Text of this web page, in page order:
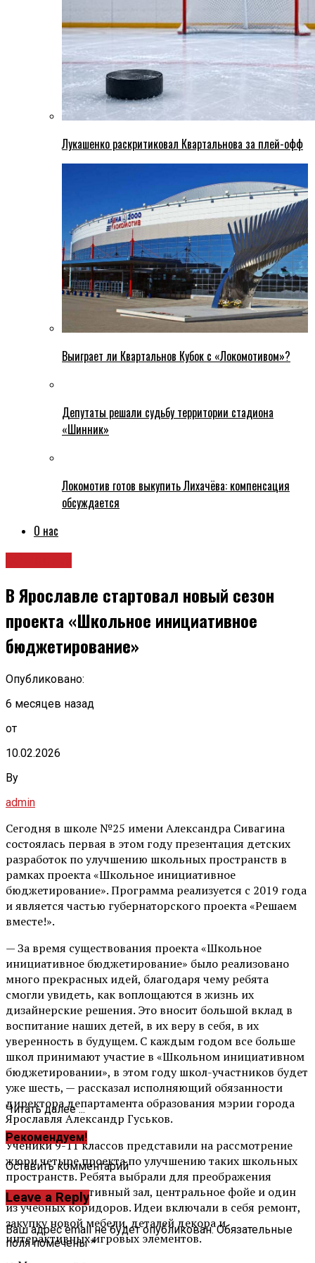
Лукашенко раскритиковал Квартальнова за плей-офф
Выиграет ли Квартальнов Кубок с «Локомотивом»?
Депутаты решали судьбу территории стадиона
«Шинник»
Локомотив готов выкупить Лихачёва: компенсация
обсуждается
О нас
В Ярославле стартовал новый сезон
проекта «Школьное инициативное
бюджетирование»
Опубликовано:
6 месяцев назад
от
10.02.2026
By
admin
Сегодня в школе №25 имени Александра Сивагина
состоялась первая в этом году презентация детских
разработок по улучшению школьных пространств в
рамках проекта «Школьное инициативное
бюджетирование». Программа реализуется с 2019 года
и является частью губернаторского проекта «Решаем
вместе!».
— За время существования проекта «Школьное
инициативное бюджетирование» было реализовано
много прекрасных идей, благодаря чему ребята
смогли увидеть, как воплощаются в жизнь их
дизайнерские решения. Это вносит большой вклад в
воспитание наших детей, в их веру в себя, в их
уверенность в будущем. С каждым годом все больше
школ принимают участие в «Школьном инициативном
бюджетировании», в этом году школ-участников будет
уже шесть, — рассказал исполняющий обязанности
директора департамента образования мэрии города
Ярославля Александр Гуськов.
Ученики 9-11 классов представили на рассмотрение
жюри четыре проекта по улучшению таких школьных
пространств. Ребята выбрали для преображения
столовую, спортивный зал, центральное фойе и один
из учебных коридоров. Идеи включали в себя ремонт,
закупку новой мебели, деталей декора и
интерактивных игровых элементов.
Читать далее ...
Рекомендуем!
Оставить комментарий
Leave a Reply
Ваш адрес email не будет опубликован. Обязательные
поля помечены*